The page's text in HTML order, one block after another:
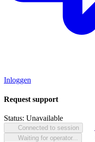
Inloggen
Request support
Status: Unavailable
Connected to session
Waiting for operator...